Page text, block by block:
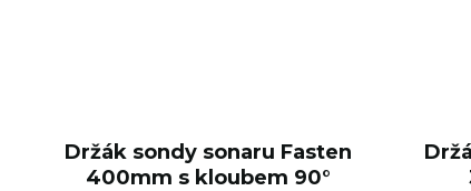
Držák sondy sonaru Fasten
400mm s kloubem 90°